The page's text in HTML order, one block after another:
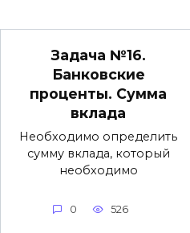
Задача №16.
Банковские
проценты. Сумма
вклада
Необходимо определить
сумму вклада, который
необходимо
0 526